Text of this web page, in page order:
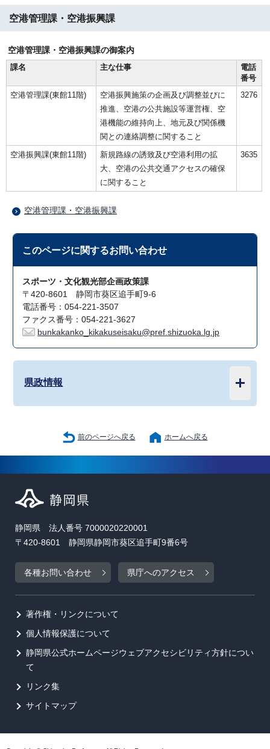
空港管理課・空港振興課
空港管理課・空港振興課の御案内
課名
主な仕事
電話
番号
空港管理課(東館11階)
空港振興施策の企画及び調整並びに
推進、空港の公共施設等運営権、空
港機能の維持向上、地元及び関係機
関との連絡調整に関すること
3276
空港振興課(東館11階)
新規路線の誘致及び空港利用の拡
大、空港の公共交通アクセスの確保
に関すること
3635
空港管理課・空港振興課
このページに関するお問い合わせ
スポーツ・文化観光部企画政策課
〒420-8601 静岡市葵区追手町9-6
電話番号：054-221-3507
ファクス番号：054-221-3627
bunkakanko_kikakuseisaku@pref.shizuoka.lg.jp
県政情報
前のページへ戻る ホームへ戻る
静岡県 法人番号 7000020220001
〒420-8601 静岡県静岡市葵区追手町9番6号
各種お問い合わせ 県庁へのアクセス
著作権・リンクについて
個人情報保護について
静岡県公式ホームページウェブアクセシビリティ方針につい
て
リンク集
サイトマップ